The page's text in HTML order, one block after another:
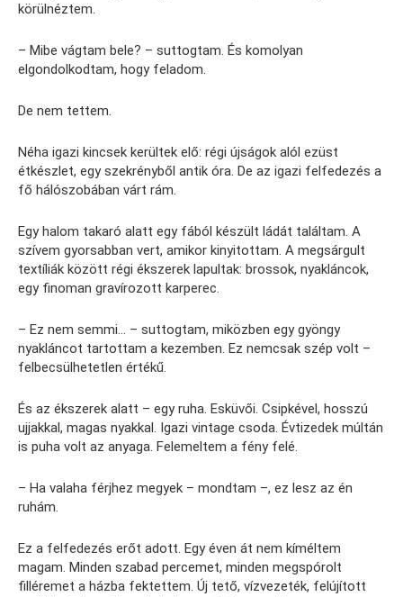
körülnéztem.
– Mibe vágtam bele? – suttogtam. És komolyan
elgondolkodtam, hogy feladom.
De nem tettem.
Néha igazi kincsek kerültek elő: régi újságok alól ezüst
étkészlet, egy szekrényből antik óra. De az igazi felfedezés a
fő hálószobában várt rám.
Egy halom takaró alatt egy fából készült ládát találtam. A
szívem gyorsabban vert, amikor kinyitottam. A megsárgult
textíliák között régi ékszerek lapultak: brossok, nyakláncok,
egy finoman gravírozott karperec.
– Ez nem semmi… – suttogtam, miközben egy gyöngy
nyakláncot tartottam a kezemben. Ez nemcsak szép volt –
felbecsülhetetlen értékű.
És az ékszerek alatt – egy ruha. Esküvői. Csipkével, hosszú
ujjakkal, magas nyakkal. Igazi vintage csoda. Évtizedek múltán
is puha volt az anyaga. Felemeltem a fény felé.
– Ha valaha férjhez megyek – mondtam –, ez lesz az én
ruhám.
Ez a felfedezés erőt adott. Egy éven át nem kíméltem
magam. Minden szabad percemet, minden megspórolt
filléremet a házba fektettem. Új tető, vízvezeték, felújított